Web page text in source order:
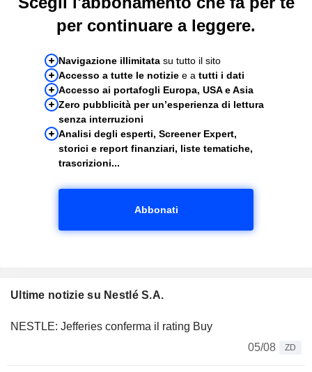
per continuare a leggere.
Navigazione illimitata su tutto il sito
Accesso a tutte le notizie e a tutti i dati
Accesso ai portafogli Europa, USA e Asia
Zero pubblicità per un’esperienza di lettura
senza interruzioni
Analisi degli esperti, Screener Expert,
storici e report finanziari, liste tematiche,
trascrizioni...
Abbonati
Ultime notizie su Nestlé S.A.
NESTLE: Jefferies conferma il rating Buy
05/08
ZD